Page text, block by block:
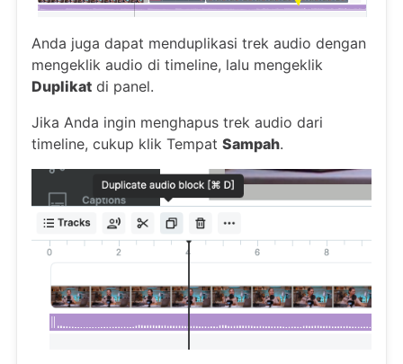
Anda juga dapat menduplikasi trek audio dengan
mengeklik audio di timeline, lalu mengeklik
Duplikat di panel.
Jika Anda ingin menghapus trek audio dari
timeline, cukup klik Tempat Sampah.